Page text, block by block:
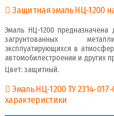
Защитная эмаль НЦ-1200
Эмаль НЦ-1200 предназначена
загрунтованных
эксплуатирующихся в
автомобилестроении и других
Цвет: защитный.
Эмаль НЦ-1200 ТУ 2314-
характеристики